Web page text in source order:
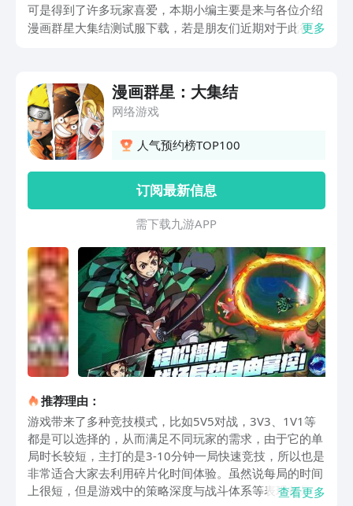
可是得到了许多玩家喜爱，本期小编主要是来与各位介绍
漫画群星大集结测试服下载，若是朋友们近期对于此很是
往下看看吧。
更多
漫画群星：大集结
网络游戏
人气预约榜TOP100
订阅最新信息
需 下 载 九 游 A P P
推荐理由：
游戏带来了多种竞技模式，比如5V5对战，3V3、1V1等
都是可以选择的，从而满足不同玩家的需求，由于它的单
局时长较短，主打的是3-10分钟一局快速竞技，所以也是
非常适合大家去利用碎片化时间体验。虽然说每局的时间
上很短，但是游戏中的策略深度与战斗体系等表现都是很
查看更多